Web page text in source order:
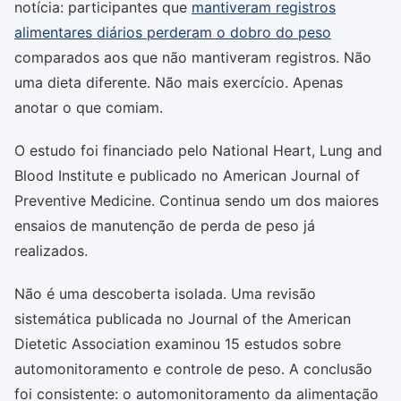
notícia: participantes que mantiveram registros
alimentares diários perderam o dobro do peso
comparados aos que não mantiveram registros. Não
uma dieta diferente. Não mais exercício. Apenas
anotar o que comiam.
O estudo foi financiado pelo National Heart, Lung and
Blood Institute e publicado no American Journal of
Preventive Medicine. Continua sendo um dos maiores
ensaios de manutenção de perda de peso já
realizados.
Não é uma descoberta isolada. Uma revisão
sistemática publicada no Journal of the American
Dietetic Association examinou 15 estudos sobre
automonitoramento e controle de peso. A conclusão
foi consistente: o automonitoramento da alimentação